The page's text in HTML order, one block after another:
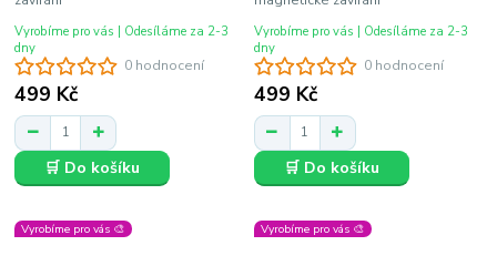
0 hodnocení
499 Kč
Vyrobíme pro vás | Odesíláme za 2-3
dny
🛒 Do košíku
0 hodnocení
499 Kč
Vyrobíme pro vás | Odesíláme za 2-3
dny
🛒 Do košíku
Vyrobíme pro vás 🎨 Vyrobíme pro vás 🎨